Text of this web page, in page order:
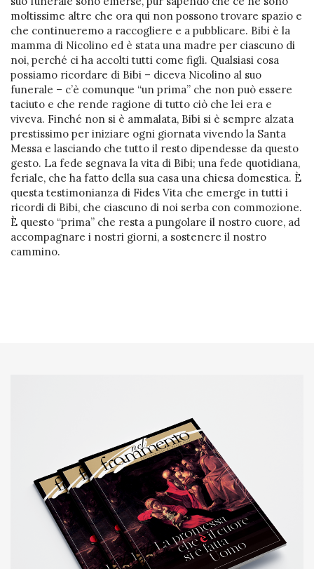
moltissime altre che ora qui non possono trovare spazio e
che continueremo a raccogliere e a pubblicare. Bibi è la
mamma di Nicolino ed è stata una madre per ciascuno di
noi, perché ci ha accolti tutti come figli. Qualsiasi cosa
possiamo ricordare di Bibi – diceva Nicolino al suo
funerale – c’è comunque “un prima” che non può essere
taciuto e che rende ragione di tutto ciò che lei era e
viveva. Finché non si è ammalata, Bibi si è sempre alzata
prestissimo per iniziare ogni giornata vivendo la Santa
Messa e lasciando che tutto il resto dipendesse da questo
gesto. La fede segnava la vita di Bibi; una fede quotidiana,
feriale, che ha fatto della sua casa una chiesa domestica. È
questa testimonianza di Fides Vita che emerge in tutti i
ricordi di Bibi, che ciascuno di noi serba con commozione.
È questo “prima” che resta a pungolare il nostro cuore, ad
accompagnare i nostri giorni, a sostenere il nostro
cammino.